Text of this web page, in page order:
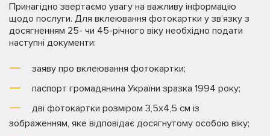
Принагідно звертаємо увагу на важливу інформацію
щодо послуги. Для вклеювання фотокартки у зв’язку з
досягненням 25- чи 45-річного віку необхідно подати
наступні документи:
заяву про вклеювання фотокартки;
паспорт громадянина України зразка 1994 року;
дві фотокартки розміром 3,5х4,5 см із
зображенням, яке відповідає досягнутому особою віку;